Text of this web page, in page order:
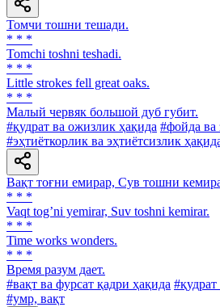
Томчи тошни тешади.
* * *
Tomchi toshni teshadi.
* * *
Little strokes fell great oaks.
* * *
Малый червяк большой дуб губит.
#қудрат ва ожизлик ҳақида #фойда ва
#эҳтиёткорлик ва эҳтиётсизлик
Вақт тоғни емирар, Сув тошни
* * *
Vaqt togʼni yemirar, Suv toshni kemirar.
* * *
Time works wonders.
* * *
Время разум дает.
#вақт ва фурсат қадри ҳақида
#умр, вақт